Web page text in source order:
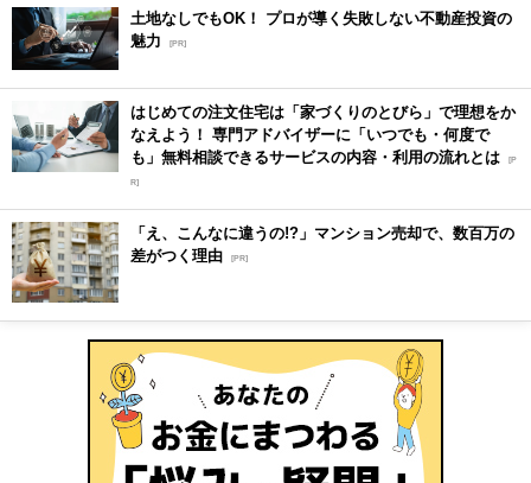
土地なしでもOK！ プロが導く失敗しない不動産投資の
魅力
[PR]
はじめての注文住宅は「家づくりのとびら」で理想をか
なえよう！ 専門アドバイザーに「いつでも・何度で
も」無料相談できるサービスの内容・利用の流れとは [P
R]
「え、こんなに違うの!?」マンション売却で、数百万の
差がつく理由 [PR]